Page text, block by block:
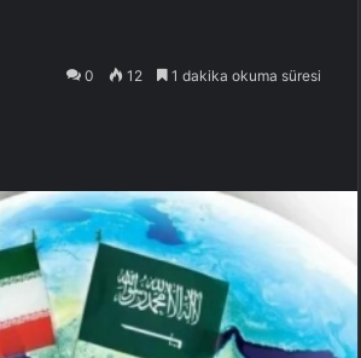
0 12 1 dakika okuma süresi